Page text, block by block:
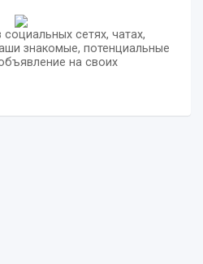
сетях, чатах,
знакомые, потенциальные
на своих